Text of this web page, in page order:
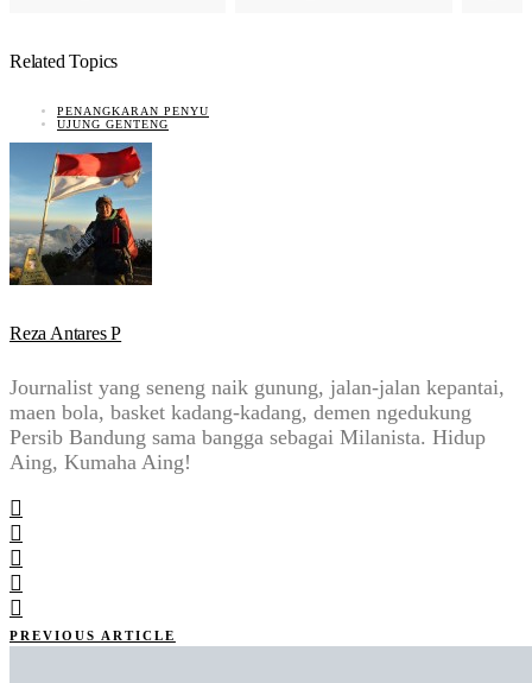
Related Topics
PENANGKARAN PENYU
UJUNG GENTENG
Reza Antares P
Journalist yang seneng naik gunung, jalan-jalan kepantai,
maen bola, basket kadang-kadang, demen ngedukung
Persib Bandung sama bangga sebagai Milanista. Hidup
Aing, Kumaha Aing!
PREVIOUS ARTICLE